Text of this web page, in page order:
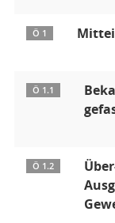
Ö 1
Ö 1.1
Ö 1.2